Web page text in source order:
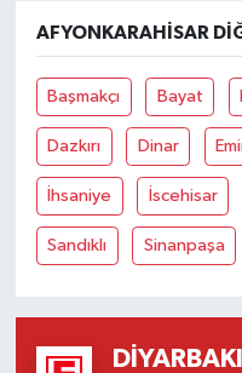
AFYONKARAHISAR
Başmakçı Bayat
Dazkırı Dinar
İhsaniye İscehisar
Sandıklı Sinanpaşa